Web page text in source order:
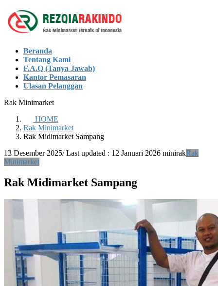
Skip
to
the
Skip
to
the
Beranda
Tentang Kami
F.A.Q (Tanya Jawab)
Kantor Pemasaran
Ulasan Pelanggan
Rak Minimarket
HOME
Rak Minimarket
Rak Midimarket Sampang
13 Desember 2025/ Last updated : 12 Januari 2026 minirakRak
Minimarket
Rak Midimarket Sampang